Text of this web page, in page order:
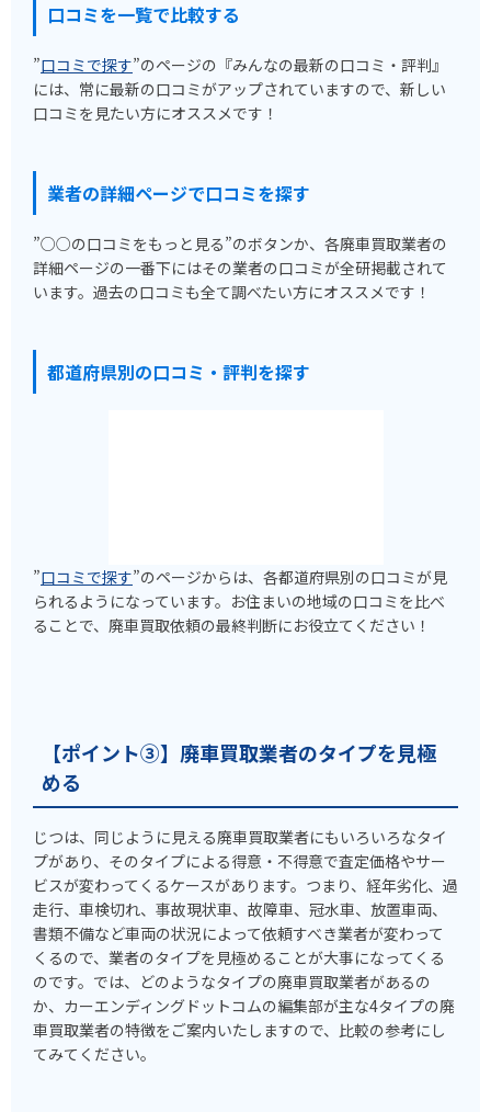
口コミを一覧で比較する
”口コミで探す”のページの『みんなの最新の口コミ・評判』
には、常に最新の口コミがアップされていますので、新しい
口コミを見たい方にオススメです！
業者の詳細ページで口コミを探す
”○○の口コミをもっと見る”のボタンか、各廃車買取業者の
詳細ページの一番下にはその業者の口コミが全研掲載されて
います。過去の口コミも全て調べたい方にオススメです！
都道府県別の口コミ・評判を探す
”口コミで探す”のページからは、各都道府県別の口コミが見
られるようになっています。お住まいの地域の口コミを比べ
ることで、廃車買取依頼の最終判断にお役立てください！
【ポイント③】廃車買取業者のタイプを見極
める
じつは、同じように見える廃車買取業者にもいろいろなタイ
プがあり、そのタイプによる得意・不得意で査定価格やサー
ビスが変わってくるケースがあります。つまり、経年劣化、過
走行、車検切れ、事故現状車、故障車、冠水車、放置車両、
書類不備など車両の状況によって依頼すべき業者が変わって
くるので、業者のタイプを見極めることが大事になってくる
のです。では、どのようなタイプの廃車買取業者があるの
か、カーエンディングドットコムの編集部が主な4タイプの廃
車買取業者の特徴をご案内いたしますので、比較の参考にし
てみてください。